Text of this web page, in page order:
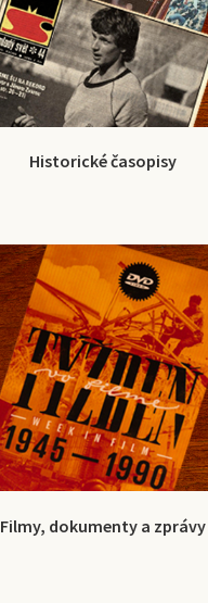
Historické časopisy
Filmy, dokumenty a zprávy